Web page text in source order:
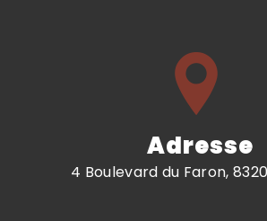
Adresse
4 Boulevard du Faron,